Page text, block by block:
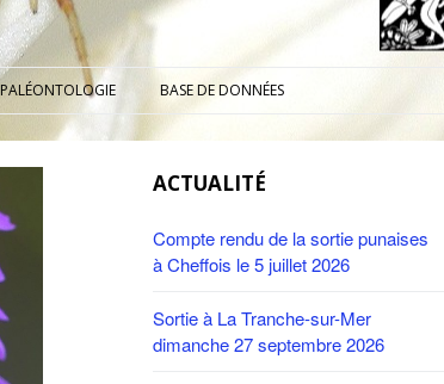
PALÉONTOLOGIE BASE DE DONNÉES
ACTUALITÉ
Compte rendu de la sortie punaises
à Cheffois le 5 juillet 2026
Sortie à La Tranche-sur-Mer
dimanche 27 septembre 2026